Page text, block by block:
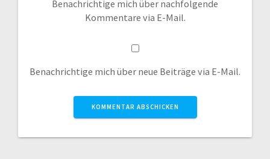
Benachrichtige mich über nachfolgende
Kommentare via E-Mail.
Benachrichtige mich über neue Beiträge via E-Mail.